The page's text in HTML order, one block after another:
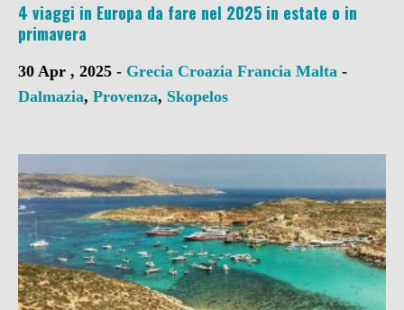
4 viaggi in Europa da fare nel 2025 in estate o in
primavera
30 Apr , 2025 - Grecia Croazia Francia Malta -
Dalmazia, Provenza, Skopelos